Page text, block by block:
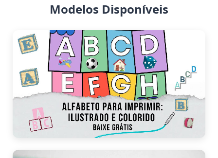
Modelos Disponíveis
Alfabeto Colorido Completo